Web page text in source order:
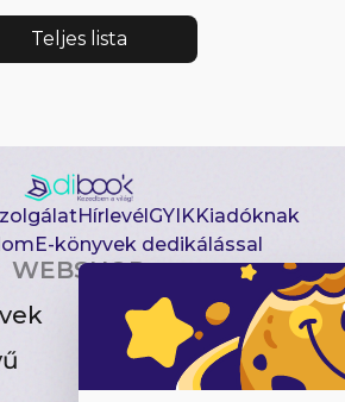
Teljes lista
HírlevélGYIKKiadóknak
E-könyvek dedikálással
WEBSHOP
Csomagajánlatok
Akciósak
Előjegyezhetők
Újdonságok